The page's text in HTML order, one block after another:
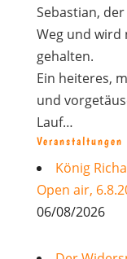
Sebastian,
Weg und wird
gehalten.
Ein heiteres,
und
Lauf…
Veranstaltungen
König
Open air,
06/08/2026